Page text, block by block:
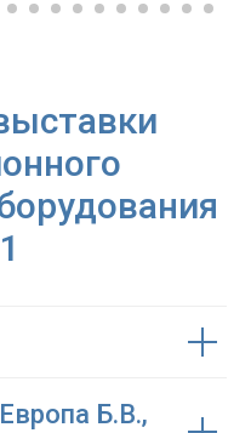
Б.В.,